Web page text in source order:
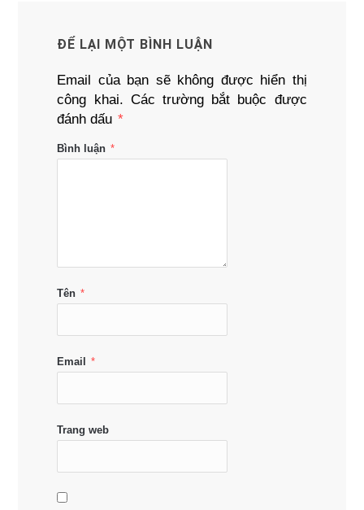
ĐỂ LẠI MỘT BÌNH LUẬN
Email của bạn sẽ không được hiển thị
công khai. Các trường bắt buộc được
đánh dấu *
Bình luận *
Tên *
Email *
Trang web